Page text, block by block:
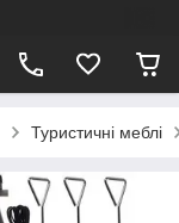
Туристичні меблі